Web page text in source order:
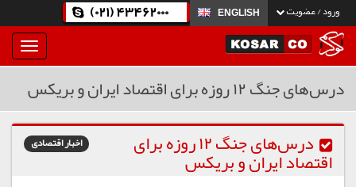
ورود / عضویت ENGLISH
(021) 43462000
بار
و
نمودن درس‌های جنگ ۱۲ روزه برای اقتصاد ایران و بریکس
اخبار اقتصادی درس‌های جنگ ۱۲ روزه برای
اقتصاد ایران و بریکس